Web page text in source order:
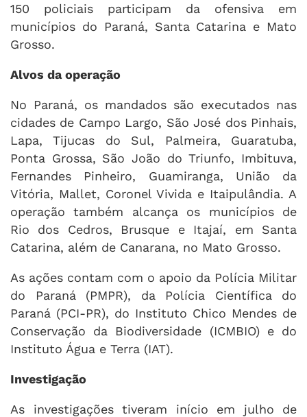
150 policiais participam da ofensiva em
municípios do Paraná, Santa Catarina e Mato
Grosso.
Alvos da operação
No Paraná, os mandados são executados nas
cidades de Campo Largo, São José dos Pinhais,
Lapa, Tijucas do Sul, Palmeira, Guaratuba,
Ponta Grossa, São João do Triunfo, Imbituva,
Fernandes Pinheiro, Guamiranga, União da
Vitória, Mallet, Coronel Vivida e Itaipulândia. A
operação também alcança os municípios de
Rio dos Cedros, Brusque e Itajaí, em Santa
Catarina, além de Canarana, no Mato Grosso.
As ações contam com o apoio da Polícia Militar
do Paraná (PMPR), da Polícia Científica do
Paraná (PCI-PR), do Instituto Chico Mendes de
Conservação da Biodiversidade (ICMBIO) e do
Instituto Água e Terra (IAT).
Investigação
As investigações tiveram início em julho de